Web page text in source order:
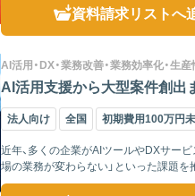
資料請求リストへ
AI活用・DX・業務改善・業務効率化・生
AI活用支援から大型案件創出
法人向け 全国 初期費用100万円
近年、多くの企業がAIツールやDXサー
場の業務が変わらない」といった課題
日々の業...